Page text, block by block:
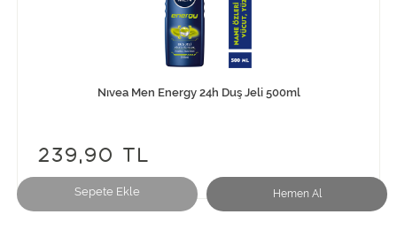
Sepete Ekle Hemen Al
Nıvea Men Energy 24h Duş Jeli 500ml
239,90 TL